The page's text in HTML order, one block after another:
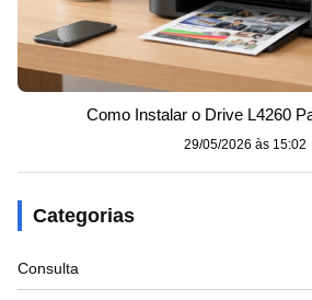
Como Instalar o Drive L4260
29/05/2026 às 15:02
Categorias
Consulta